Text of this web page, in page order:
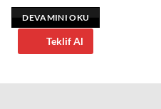
DEVAMINI OKU
Teklif Al